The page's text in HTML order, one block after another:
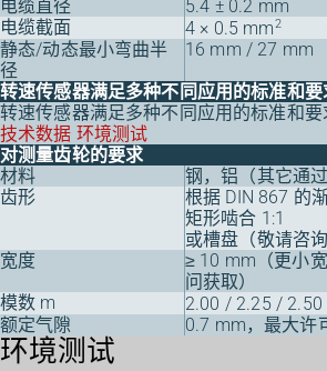
电缆直径 5.4 ± 0.2 mm
电缆截面
4 × 0.5 mm2
静态/动态最小弯曲半
径
16 mm / 27 mm
转速传感器满足多种不同应用的标准和要
转速传感器满足多种不同应用的标准和要
技术数据 环境测试
对测量齿轮的要求
材料
钢，铝（其它通
齿形
根据 DIN 867 的
矩形啮合 1:1
或槽盘（敬请咨询
宽度
≥ 10 mm（更小
问获取）
模数 m
2.00 / 2.25 /
额定气隙 0.7 mm，最大许
环境测试